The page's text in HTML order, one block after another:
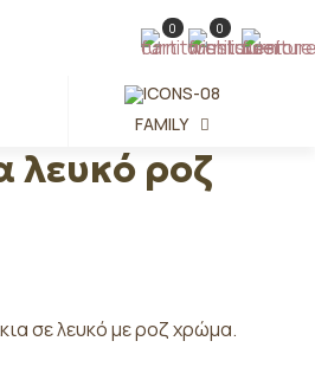
0 0
FAMILY
λευκό ροζ
σε λευκό με ροζ χρώμα.